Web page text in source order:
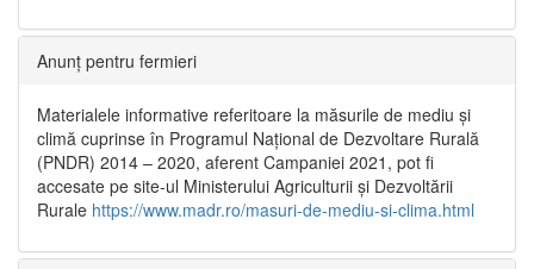
Anunț pentru fermieri
Materialele informative referitoare la măsurile de mediu și
climă cuprinse în Programul Național de Dezvoltare Rurală
(PNDR) 2014 – 2020, aferent Campaniei 2021, pot fi
accesate pe site-ul Ministerului Agriculturii și Dezvoltării
Rurale https://www.madr.ro/masuri-de-mediu-si-clima.html